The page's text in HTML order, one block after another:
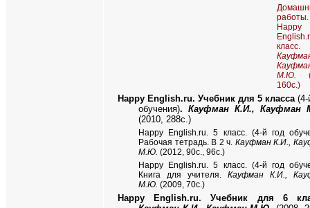
работы.
Happy
класс.
М.Ю.
160с.)
Happy English.ru. Учебник для 5 класса (4-
обучения). Кауфман К.И., Кауфман
(2010, 288с.)
Happy English.ru. 5 класс. (4-й год
Рабочая тетрадь. В 2 ч. Кауфман К.И.,
М.Ю. (2012, 90c., 96с.)
Happy English.ru. 5 класс. (4-й год
Книга для учителя. Кауфман К.И.,
М.Ю. (2009, 70c.)
Happy English.ru.Учебник для 6